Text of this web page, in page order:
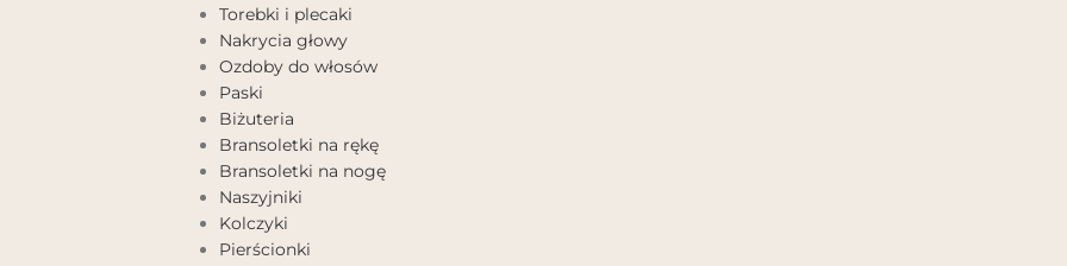
Torebki i plecaki
Nakrycia głowy
Ozdoby do włosów
Paski
Biżuteria
Bransoletki na rękę
Bransoletki na nogę
Naszyjniki
Kolczyki
Pierścionki